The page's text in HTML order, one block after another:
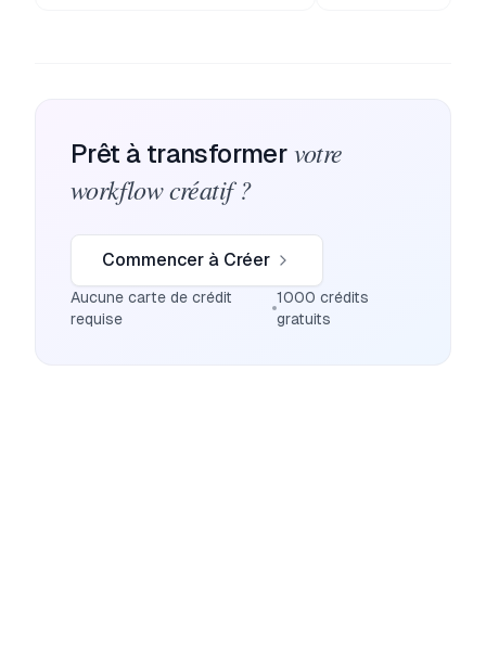
Prêt à transformer votre
workflow créatif ?
Commencer à Créer
Aucune carte de crédit
requise
1000 crédits
gratuits